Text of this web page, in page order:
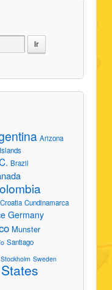
Arizona
Brazil
Croatia Cundinamarca
Germany
Munster
Santiago
Stockholm Sweden